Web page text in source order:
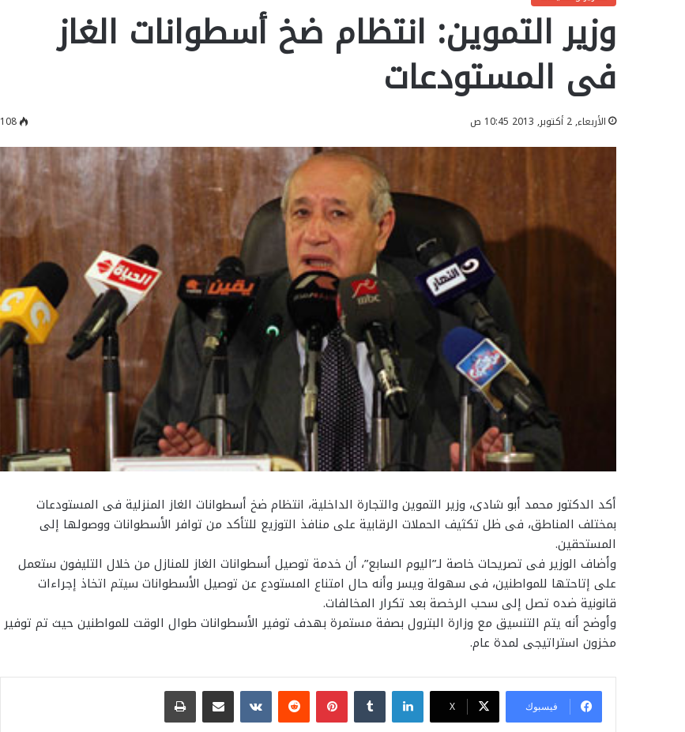
وزير التموين: انتظام ضخ أسطوانات الغاز
فى المستودعات
الأربعاء, 2 أكتوبر, 2013 10:45 ص 108
أكد الدكتور محمد أبو شادى، وزير التموين والتجارة الداخلية، انتظام ضخ أسطوانات الغاز المنزلية فى المستودعات
بمختلف المناطق، فى ظل تكثيف الحملات الرقابية على منافذ التوزيع للتأكد من توافر الأسطوانات ووصولها إلى
المستحقين.
وأضاف الوزير فى تصريحات خاصة لـ”اليوم السابع”، أن خدمة توصيل أسطوانات الغاز للمنازل من خلال التليفون ستعمل
على إتاحتها للمواطنين، فى سهولة ويسر وأنه حال امتناع المستودع عن توصيل الأسطوانات سيتم اتخاذ إجراءات
قانونية ضده تصل إلى سحب الرخصة بعد تكرار المخالفات.
وأوضح أنه يتم التنسيق مع وزارة البترول بصفة مستمرة بهدف توفير الأسطوانات طوال الوقت للمواطنين حيث تم توفير
مخزون استراتيجى لمدة عام.
فيسبوك ‫X
لينكدإن بينتيريست مشاركة عبر البريد طباعة